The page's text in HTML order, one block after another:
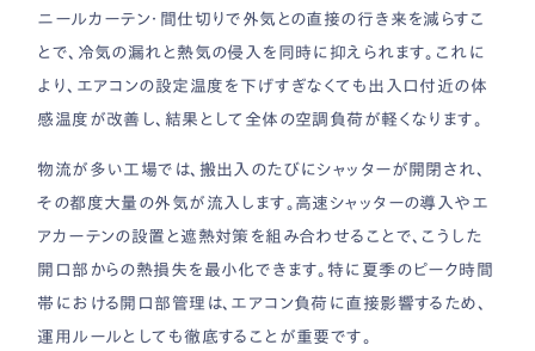
ニールカーテン・間仕切りで外気との直接の行き来を減らすこ
とで、冷気の漏れと熱気の侵入を同時に抑えられます。これに
より、エアコンの設定温度を下げすぎなくても出入口付近の体
感温度が改善し、結果として全体の空調負荷が軽くなります。
物流が多い工場では、搬出入のたびにシャッターが開閉され、
その都度大量の外気が流入します。高速シャッターの導入やエ
アカーテンの設置と遮熱対策を組み合わせることで、こうした
開口部からの熱損失を最小化できます。特に夏季のピーク時間
帯における開口部管理は、エアコン負荷に直接影響するため、
運用ルールとしても徹底することが重要です。